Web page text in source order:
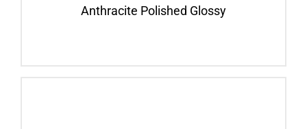
Anthracite Polished Glossy